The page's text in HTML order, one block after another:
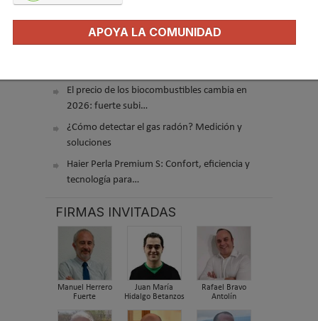
funcionan y cuándo son…
El precio de los biocombustibles cambia en
2026: fuerte subi…
¿Cómo detectar el gas radón? Medición y
soluciones
Haier Perla Premium S: Confort, eficiencia y
tecnología para…
FIRMAS INVITADAS
Manuel Herrero
Fuerte
Juan María
Hidalgo Betanzos
Rafael Bravo
Antolín
APOYA LA COMUNIDAD